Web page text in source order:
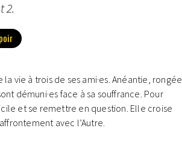
2.
vie à trois de ses ami·es. Anéantie, rongée
démuni·es face à sa souffrance. Pour
et se remettre en question. Elle croise
avec l’Autre.